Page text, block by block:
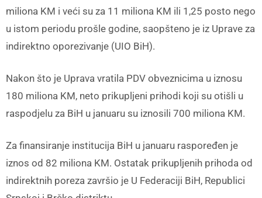
miliona KM i veći su za 11 miliona KM ili 1,25 posto nego
u istom periodu prošle godine, saopšteno je iz Uprave za
indirektno oporezivanje (UIO BiH).
Nakon što je Uprava vratila PDV obveznicima u iznosu
180 miliona KM, neto prikupljeni prihodi koji su otišli u
raspodjelu za BiH u januaru su iznosili 700 miliona KM.
Za finansiranje institucija BiH u januaru raspoređen je
iznos od 82 miliona KM. Ostatak prikupljenih prihoda od
indirektnih poreza završio je U Federaciji BiH, Republici